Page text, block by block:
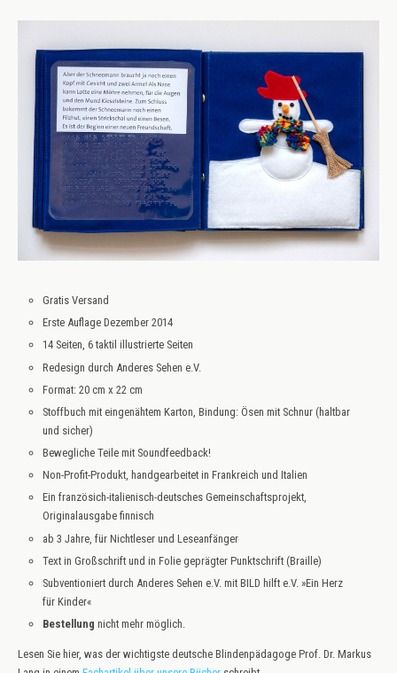
Gratis Versand
Erste Auflage Dezember 2014
14 Seiten, 6 taktil illustrierte Seiten
Redesign durch Anderes Sehen e.V.
Format: 20 cm x 22 cm
Stoffbuch mit eingenähtem Karton, Bindung: Ösen mit Schnur (haltbar
und sicher)
Bewegliche Teile mit Soundfeedback!
Non-Profit-Produkt, handgearbeitet in Frankreich und Italien
Ein französich-italienisch-deutsches Gemeinschaftsprojekt,
Originalausgabe finnisch
ab 3 Jahre, für Nichtleser und Leseanfänger
Text in Großschrift und in Folie geprägter Punktschrift (Braille)
Subventioniert durch Anderes Sehen e.V. mit BILD hilft e.V. »Ein Herz
für Kinder«
Bestellung nicht mehr möglich.
Lesen Sie hier, was der wichtigste deutsche Blindenpädagoge Prof. Dr. Markus